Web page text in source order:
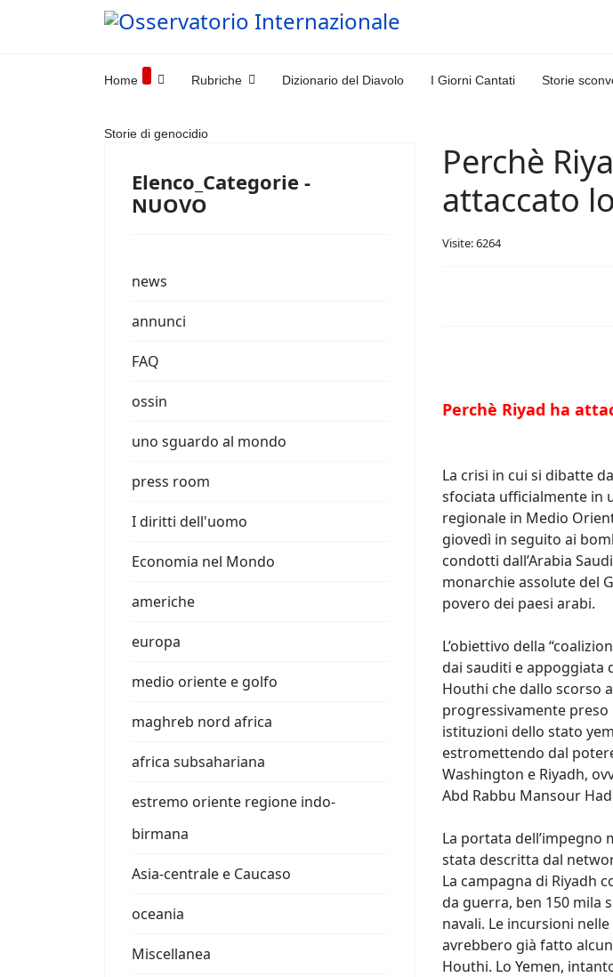
Home Rubriche Dizionario del Diavolo I Giorni Cantati Storie
Storie di genocidio
Elenco_Categorie -
NUOVO
news
annunci
FAQ
ossin
uno sguardo al mondo
press room
I diritti dell'uomo
Economia nel Mondo
americhe
europa
medio oriente e golfo
maghreb nord africa
africa subsahariana
estremo oriente regione indo-
birmana
Asia-centrale e Caucaso
oceania
Miscellanea
Perchè
attaccato
Visite: 6264
Perchè Riyad ha
La crisi in cui si dibatte
sfociata ufficialmente in
regionale in Medio
giovedì in seguito ai
condotti dall’Arabia
monarchie assolute del
povero dei paesi arabi.
L’obiettivo della
dai sauditi e appoggiata
Houthi che dallo scorso
progressivamente
istituzioni dello stato
estromettendo dal
Washington e Riyadh,
Abd Rabbu Mansour
La portata dell’impegno
stata descritta dal
La campagna di Riyadh
da guerra, ben 150 mila
navali. Le incursioni
avrebbero già fatto
Houthi. Lo Yemen,